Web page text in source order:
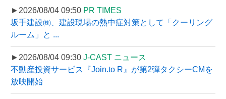
►2026/08/04 09:50 PR TIMES
坂手建設㈱、建設現場の熱中症対策として「クーリング
ルーム」と ...
►2026/08/04 09:30 J-CAST ニュース
不動産投資サービス『Join.to R』が第2弾タクシーCMを
放映開始